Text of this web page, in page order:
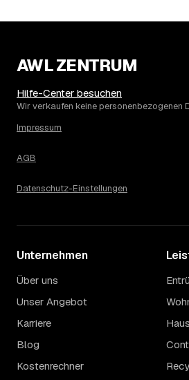
14 Warum schwankt der Preis
Die Spanne ergibt sich vor allem
Zugänglichkeit: Ein einzelner Keller
Etage ohne Aufzug oder viel
Auch anrechenbare
Sondermüllanteil verschieben den
kostenlosen Einschätzung.
AWL ZENTRUM
Hilfe-Center besuchen
Wir verkaufen keine personenbezogenen
Impressum
AGB
Datenschutz-Einstellungen
Unternehmen
Über uns
Unser Angebot
Karriere
Blog
Kostenrechner